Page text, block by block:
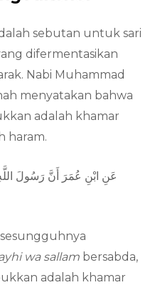
sebutan untuk sari
difermentasikan
Nabi Muhammad
menyatakan bahwa
adalah khamar
haram.
عَنِ ابْنِ عُمَرَ أَنَّ رَسُولَ
wa sallam bersabda,
adalah khamar